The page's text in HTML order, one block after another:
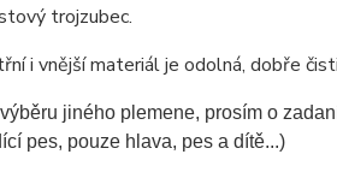
trojzubec.
i vnější materiál je odolná, dobře
jiného plemene, prosím o
pes, pouze hlava, pes a dítě...)